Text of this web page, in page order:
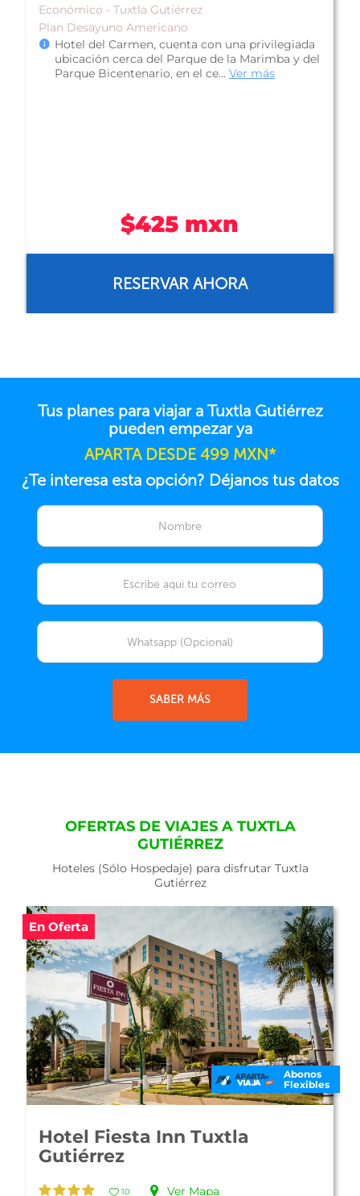
15
Ver Mapa
De Lujo - Tuxtla Gutiérrez
Plan Desayuno Incluido
Hotel Marriott Tuxtla Gutiérrez, es un hotel
situado en la zona hotelera y comercial de la
$686 mxn
RESERVAR AHORA
Tus planes para viajar a Tuxtla Gutiérrez
pueden empezar ya
APARTA DESDE 499 MXN*
¿Te interesa esta opción? Déjanos tus datos
SABER MÁS
OFERTAS DE VIAJES A TUXTLA
GUTIÉRREZ
Hoteles (Sólo Hospedaje) para disfrutar Tuxtla
Gutiérrez
En Oferta
Abonos
Flexibles
Hotel Fiesta Inn Tuxtla
Gutiérrez
10
Ver Mapa